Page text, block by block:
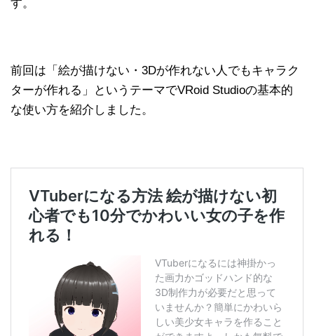
す。
前回は「絵が描けない・3Dが作れない人でもキャラク
ターが作れる」というテーマでVRoid Studioの基本的
な使い方を紹介しました。